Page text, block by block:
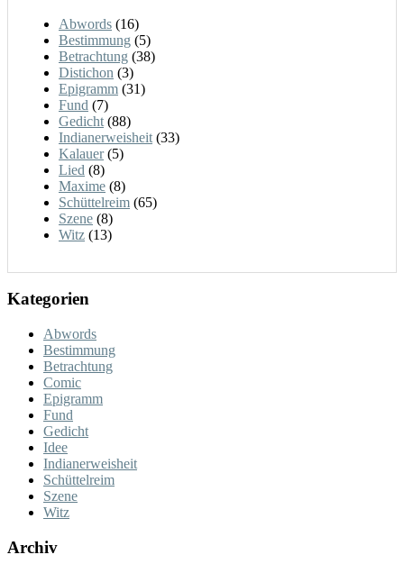
Abwords (16)
Bestimmung (5)
Betrachtung (38)
Distichon (3)
Epigramm (31)
Fund (7)
Gedicht (88)
Indianerweisheit (33)
Kalauer(5)
Lied (8)
Maxime (8)
Schüttelreim (65)
Szene (8)
Witz (13)
Kategorien
Abwords
Bestimmung
Betrachtung
Comic
Epigramm
Fund
Gedicht
Idee
Indianerweisheit
Schüttelreim
Szene
Witz
Archiv